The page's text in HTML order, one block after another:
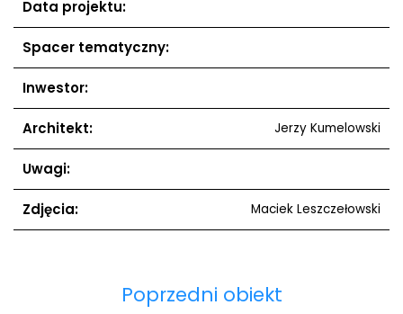
Data projektu:
Spacer tematyczny:
Inwestor:
Architekt: Jerzy Kumelowski
Uwagi:
Zdjęcia: Maciek Leszczełowski
Poprzedni obiekt